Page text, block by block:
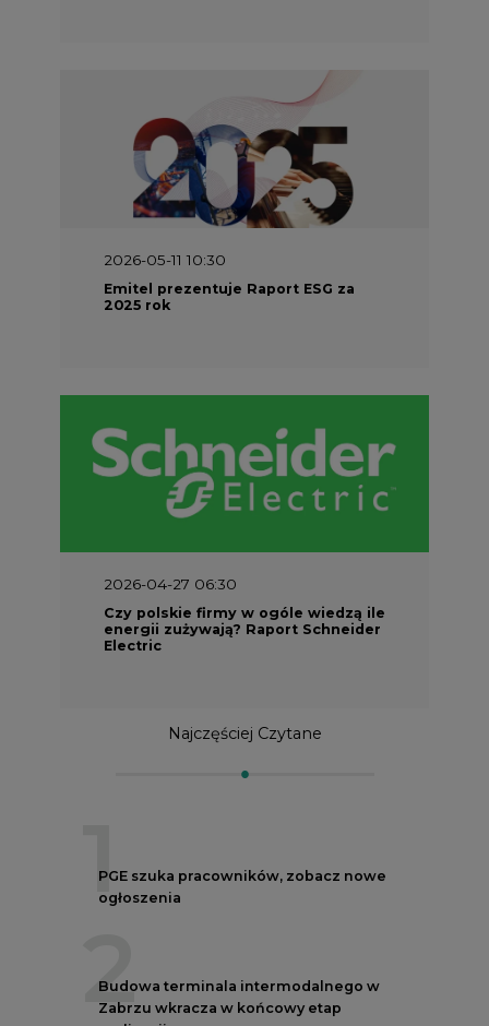
2026-05-11 10:30
Emitel prezentuje Raport ESG za
2025 rok
2026-04-27 06:30
Czy polskie firmy w ogóle wiedzą ile
energii zużywają? Raport Schneider
Electric
Najczęściej Czytane
1
PGE szuka pracowników, zobacz nowe
ogłoszenia
2
Budowa terminala intermodalnego w
Zabrzu wkracza w końcowy etap